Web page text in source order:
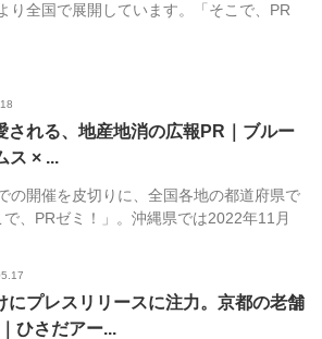
り全国で展開しています。「そこで、PR
される、地産地消の広報PR｜ブルー
ス × ...
の開催を皮切りに、全国各地の都道府県で
、PRゼミ！」。沖縄県では2022年11月
にプレスリリースに注力。京都の老舗
ひさだアー...